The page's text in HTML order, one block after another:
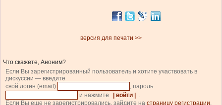
версия для печати >>
Что скажете, Аноним?
Если Вы зарегистрированный пользователь и хотите участвовать в
дискуссии — введите
свой логин (email)
, пароль
и нажмите
| войти |
.
Если Вы еще не зарегистрировались, зайдите на страницу регистрации.